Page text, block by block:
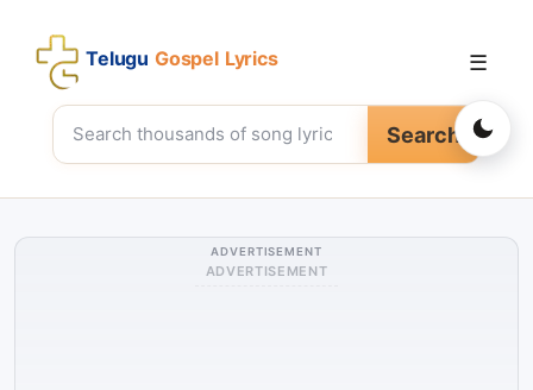
Telugu Gospel Lyrics
Search
☰
ADVERTISEMENT
ADVERTISEMENT